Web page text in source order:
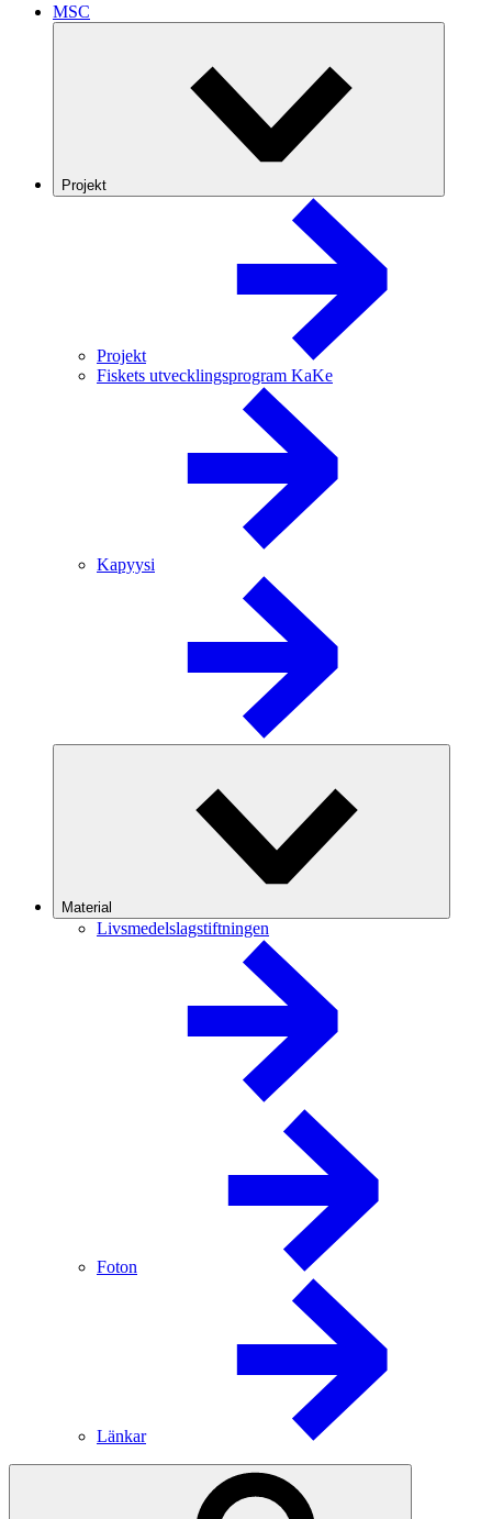
MSC
Projekt
Projekt
Fiskets utvecklingsprogram KaKe
Kapyysi
Material
Livsmedelslagstiftningen
Foton
Länkar